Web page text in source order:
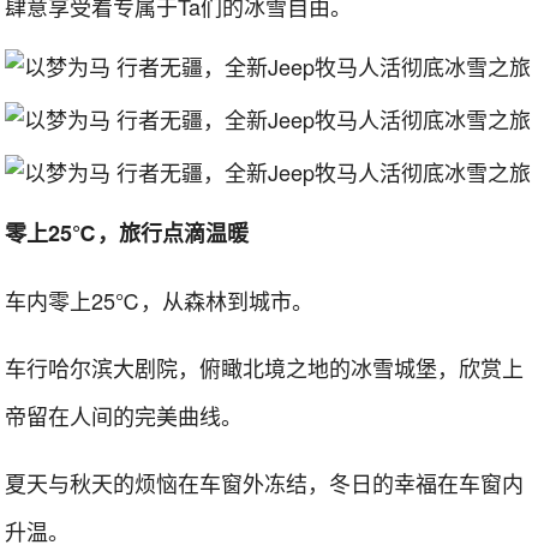
零上25℃，旅行点滴温暖
车内零上25℃，从森林到城市。
车行哈尔滨大剧院，俯瞰北境之地的冰雪城堡，欣赏上
帝留在人间的完美曲线。
夏天与秋天的烦恼在车窗外冻结，冬日的幸福在车窗内
升温。